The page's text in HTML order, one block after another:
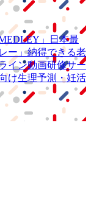
MEDLEY」
日本最
ー」納得できる老
イン動画研修サー
け生理予測・妊活